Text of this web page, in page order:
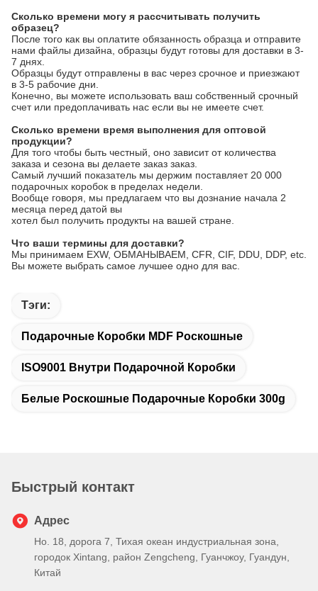
Сколько времени могу я рассчитывать получить
образец?
После того как вы оплатите обязанность образца и отправите
нами файлы дизайна, образцы будут готовы для доставки в 3-
7 днях.
Образцы будут отправлены в вас через срочное и приезжают
в 3-5 рабочие дни.
Конечно, вы можете использовать ваш собственный срочный
счет или предоплачивать нас если вы не имеете счет.
Сколько времени время выполнения для оптовой
продукции?
Для того чтобы быть честный, оно зависит от количества
заказа и сезона вы делаете заказ заказ.
Самый лучший показатель мы держим поставляет 20 000
подарочных коробок в пределах недели.
Вообще говоря, мы предлагаем что вы дознание начала 2
месяца перед датой вы
хотел был получить продукты на вашей стране.
Что ваши термины для доставки?
Мы принимаем EXW, ОБМАНЫВАЕМ, CFR, CIF, DDU, DDP, etc.
Вы можете выбрать самое лучшее одно для вас.
Тэги:
Подарочные Коробки MDF Роскошные
ISO9001 Внутри Подарочной Коробки
Белые Роскошные Подарочные Коробки 300g
Быстрый контакт
Адрес
Но. 18, дорога 7, Тихая океан индустриальная зона,
городок Xintang, район Zengcheng, Гуанчжоу, Гуандун,
Китай